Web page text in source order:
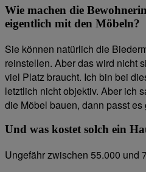
Wie machen die
eigentlich mit den Möbeln?
Sie können natürlich die
reinstellen. Aber das wird nicht
viel Platz braucht. Ich bin bei
letztlich nicht objektiv. Aber ich
die Möbel bauen, dann passt es
Und was kostet solch ein
Ungefähr zwischen 55.000 und